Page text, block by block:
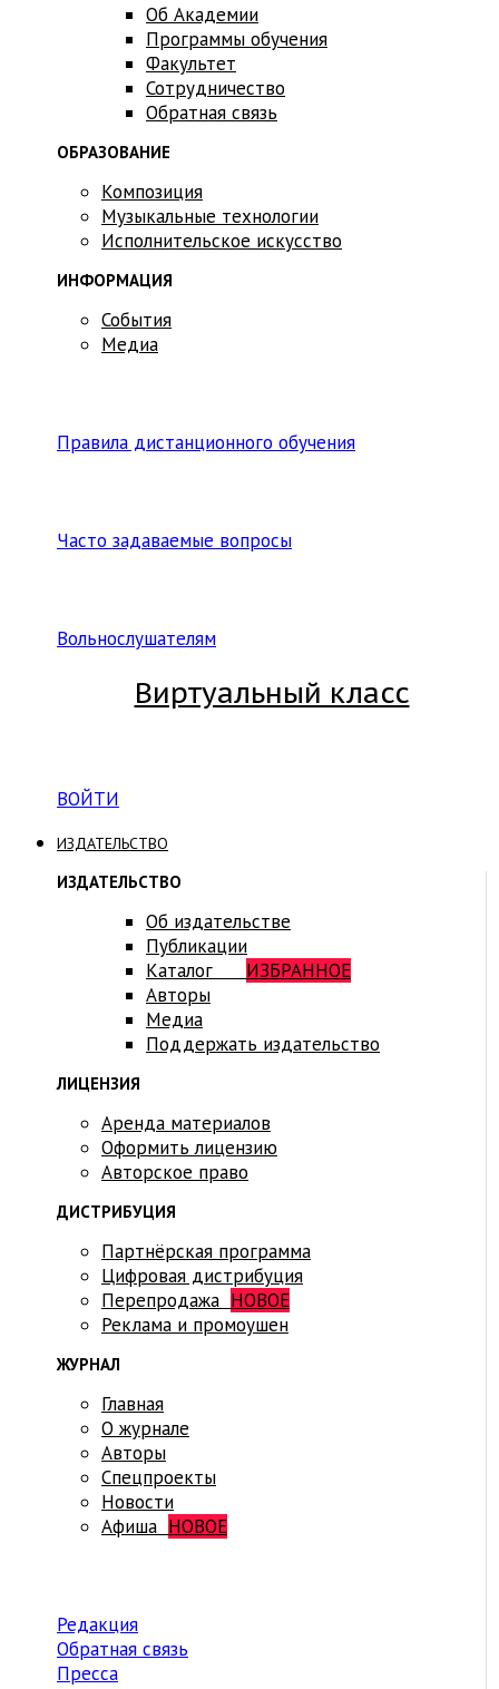
Об Академии
Программы обучения
Факультет
Сотрудничество
Обратная связь
ОБРАЗОВАНИЕ
Композиция
Музыкальные технологии
Исполнительское искусство
ИНФОРМАЦИЯ
События
Медиа
Правила дистанционного обучения
Часто задаваемые вопросы
Вольнослушателям
Виртуальный класс
ВОЙТИ
ИЗДАТЕЛЬСТВО
ИЗДАТЕЛЬСТВО
Об издательстве
Публикации
Каталог ИЗБРАННОЕ
Авторы
Медиа
Поддержать издательство
ЛИЦЕНЗИЯ
Аренда материалов
Оформить лицензию
Авторское право
ДИСТРИБУЦИЯ
Партнёрская программа
Цифровая дистрибуция
Перепродажа НОВОЕ
Реклама и промоушен
ЖУРНАЛ
Главная
О журнале
Авторы
Спецпроекты
Новости
Афиша НОВОЕ
Редакция
Обратная связь
Пресса